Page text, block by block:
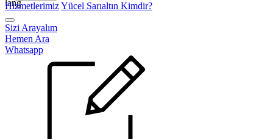
HizmetlerimizYücel Sarıaltın Kimdir?
Sizi Arayalım
Hemen Ara
Whatsapp